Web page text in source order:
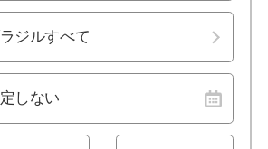
限定